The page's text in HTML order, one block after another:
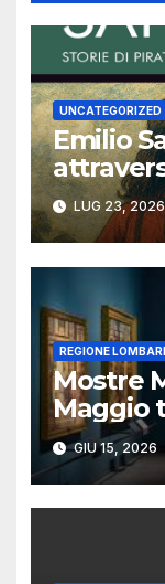
UNCATEGORIZED
Emilio
LUG 23,
REGIONE
Mostre
Maggio
eGIU 15, 2026